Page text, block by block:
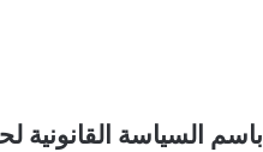
السياسة